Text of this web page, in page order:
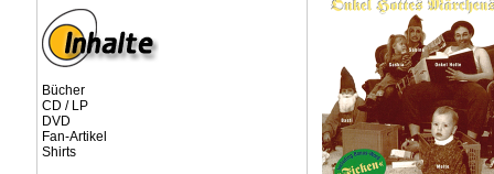
Bücher
CD / LP
DVD
Fan-Artikel
Shirts